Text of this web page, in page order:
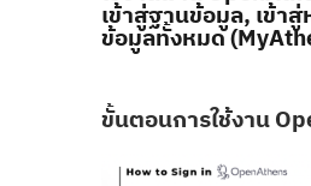
เข้าสู่ฐานข้อมูล,เข้า
ข้อมูลทั้งหมด
ขั้นตอนการใช้งาน